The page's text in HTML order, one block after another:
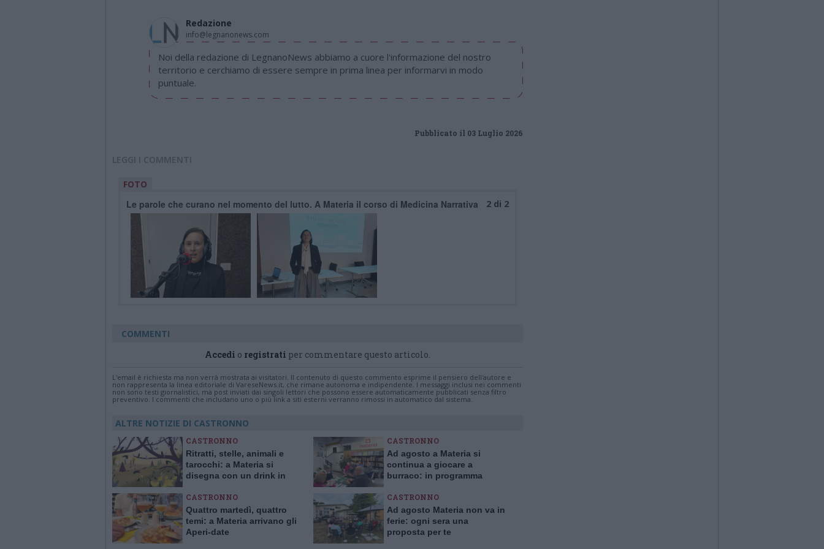
Redazione
info@legnanonews.com
Noi della redazione di LegnanoNews abbiamo a cuore l'informazione del nostro
territorio e cerchiamo di essere sempre in prima linea per informarvi in modo
puntuale.
Pubblicato il 03 Luglio 2026
LEGGI I COMMENTI
FOTO
Le parole che curano nel momento del lutto. A Materia il corso di Medicina Narrativa 2 di 2
COMMENTI
Accedi o registrati per commentare questo articolo.
L'email è richiesta ma non verrà mostrata ai visitatori. Il contenuto di questo commento esprime il pensiero dell'autore e
non rappresenta la linea editoriale di VareseNews.it, che rimane autonoma e indipendente. I messaggi inclusi nei commenti
non sono testi giornalistici, ma post inviati dai singoli lettori che possono essere automaticamente pubblicati senza filtro
preventivo. I commenti che includano uno o più link a siti esterni verranno rimossi in automatico dal sistema.
ALTRE NOTIZIE DI CASTRONNO
CASTRONNO
Ritratti, stelle, animali e
tarocchi: a Materia si
disegna con un drink in
CASTRONNO
Ad agosto a Materia si
continua a giocare a
burraco: in programma
CASTRONNO
Quattro martedì, quattro
temi: a Materia arrivano gli
Aperi-date
CASTRONNO
Ad agosto Materia non va in
ferie: ogni sera una
proposta per te